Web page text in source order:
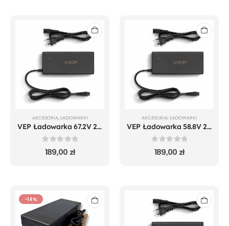
AKCESORIA, ŁADOWARKI
VEP Ładowarka 67.2V 2A wtyk GX-16
0out of 5
189,00 zł
AKCESORIA, ŁADOWARKI
VEP Ładowarka 58.8V 2A wtyk GX-16
0out of 5
189,00 zł
-14%